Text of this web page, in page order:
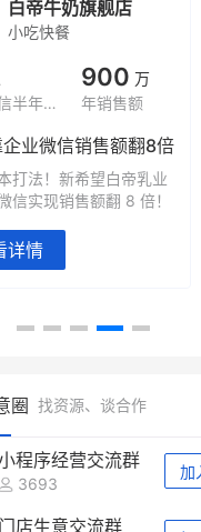
白帝牛奶旗舰店
小吃快餐
企业微信半年拉新
900 万
年销售额
业微信销售额翻8倍
打法！新希望白帝乳业
信实现销售额翻 8 倍！
详情
圈 找资源、谈合作
程序经营交流群
3693
加
门店生意交流群